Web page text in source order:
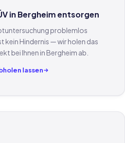
in Bergheim entsorgen
problemlos
kein Hindernis — wir holen das
bei Ihnen in Bergheim ab.
lassen